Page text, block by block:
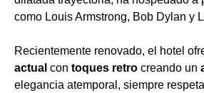
como Louis Armstrong, Bob Dylan y
Recientemente renovado, el hotel
actual con toques retro creando un
elegancia atemporal, siempre